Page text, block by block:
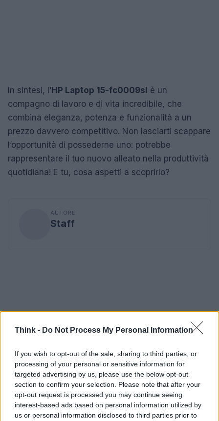
Think - Do Not Process My Personal Information
If you wish to opt-out of the sale, sharing to third parties, or
processing of your personal or sensitive information for
targeted advertising by us, please use the below opt-out
section to confirm your selection. Please note that after your
opt-out request is processed you may continue seeing
interest-based ads based on personal information utilized by
us or personal information disclosed to third parties prior to
In sintesi, l’HP Laptop 15-fc0009sl è un
compagno di lavoro e di vita incredibile, che
combina eleganza, potenza e funzionalità a un
prezzo davvero competitivo. Non lasciarti scappare
l’opportunità di possederne uno: potrebbe
rappresentare il tuo nuovo alleato nella produttività
quotidiana! E tu, cosa aspetti a scoprirlo?
AUTORE
Staff